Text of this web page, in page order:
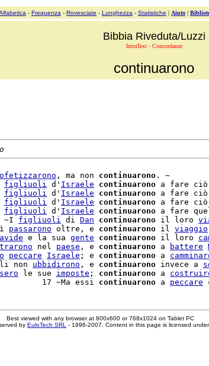
- Frequenza - Rovesciate - Lunghezza - Statistiche | Aiuto |
Bibbia Riveduta/Luzzi
IntraText - Concordanze
continuarono
, ma non continuarono . ~
figliuoli d' Israele continuarono a fare
figliuoli d' Israele continuarono a fare
figliuoli d' Israele continuarono a fare
figliuoli d' Israele continuarono a fare
~I figliuoli di Dan continuarono il loro
passarono oltre, e continuarono il viaggio
e la sua gente continuarono il loro
nel paese , e continuarono a battere
peccare Israele ; e continuarono a
non ubbidirono , e continuarono invece a
le sue imposte ; continuarono a
17 ~Ma essi continuarono a peccare
Best viewed with any browser at 800x600 or 768x1024 on Tablet PC
by EuloTech SRL - 1996-2007. Content in this page is licensed